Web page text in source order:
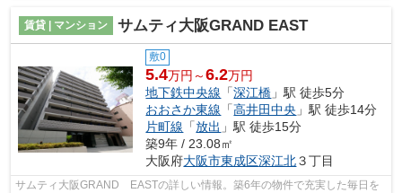
賃貸 | マンション サムティ大阪GRAND EAST
敷0
5.4万円～6.2万円
地下鉄中央線 「深江橋 」駅 徒歩5分
おおさか東線 「高井田中央 」駅 徒歩14分
片町線 「放出 」駅 徒歩15分
築9年 / 23.08㎡
大阪府大阪市東成区深江北３丁目
サムティ大阪GRAND EASTの詳しい情報。築6年の物件で充実した毎日を